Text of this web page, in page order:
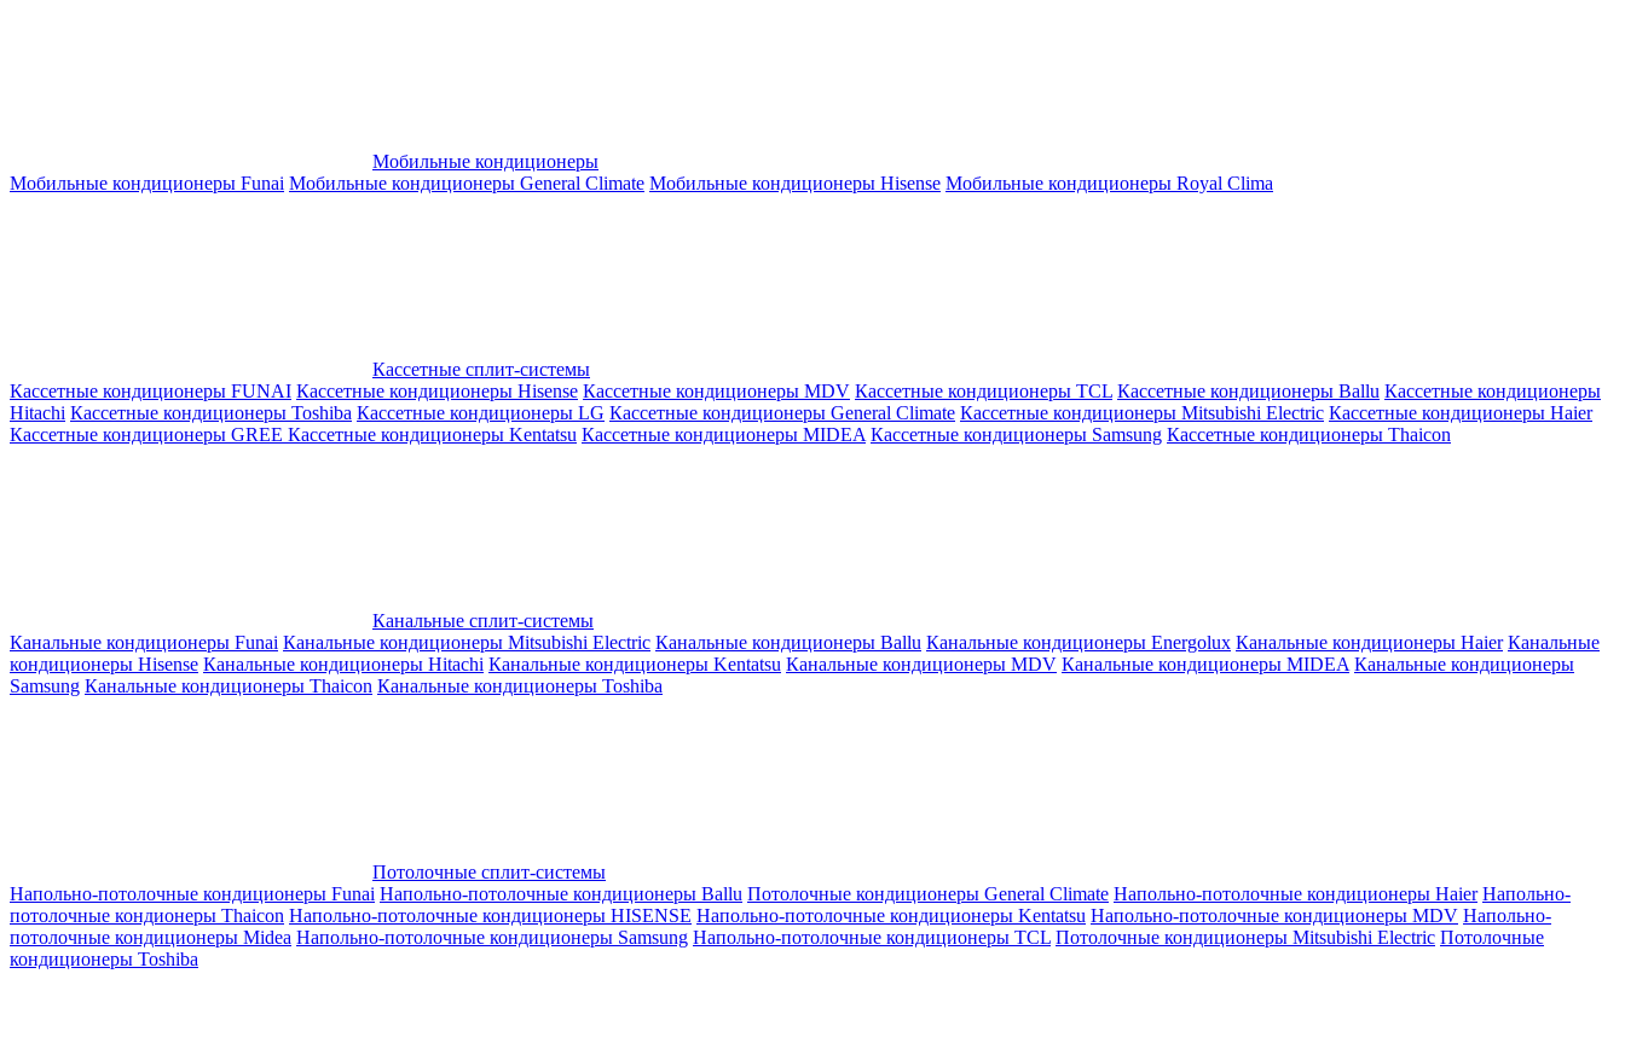
Мобильные кондиционеры
Мобильные кондиционеры Funai Мобильные кондиционеры General Climate Мобильные кондиционеры Hisense Мобильные кондиционеры Royal Clima
Кассетные сплит-системы
Кассетные кондиционеры FUNAI Кассетные кондиционеры Hisense Кассетные кондиционеры MDV Кассетные кондиционеры TCL Кассетные кондиционеры Ballu Кассетные кондиционеры
Hitachi Кассетные кондиционеры Toshiba Кассетные кондиционеры LG Кассетные кондиционеры General Climate Кассетные кондиционеры Mitsubishi Electric Кассетные кондиционеры Haier
Кассетные кондиционеры GREE Кассетные кондиционеры Kentatsu Кассетные кондиционеры MIDEA Кассетные кондиционеры Samsung Кассетные кондиционеры Thaicon
Канальные сплит-системы
Канальные кондиционеры Funai Канальные кондиционеры Mitsubishi Electric Канальные кондиционеры Ballu Канальные кондиционеры Energolux Канальные кондиционеры Haier Канальные
кондиционеры Hisense Канальные кондиционеры Hitachi Канальные кондиционеры Kentatsu Канальные кондиционеры MDV Канальные кондиционеры MIDEA Канальные кондиционеры
Samsung Канальные кондиционеры Thaicon Канальные кондиционеры Toshiba
Потолочные сплит-системы
Напольно-потолочные кондиционеры Funai Напольно-потолочные кондиционеры Ballu Потолочные кондиционеры General Climate Напольно-потолочные кондиционеры Haier Напольно-
потолочные кондионеры Thaicon Напольно-потолочные кондиционеры HISENSE Напольно-потолочные кондиционеры Kentatsu Напольно-потолочные кондиционеры MDV Напольно-
потолочные кондиционеры Midea Напольно-потолочные кондиционеры Samsung Напольно-потолочные кондиционеры TCL Потолочные кондиционеры Mitsubishi Electric Потолочные
кондиционеры Toshiba